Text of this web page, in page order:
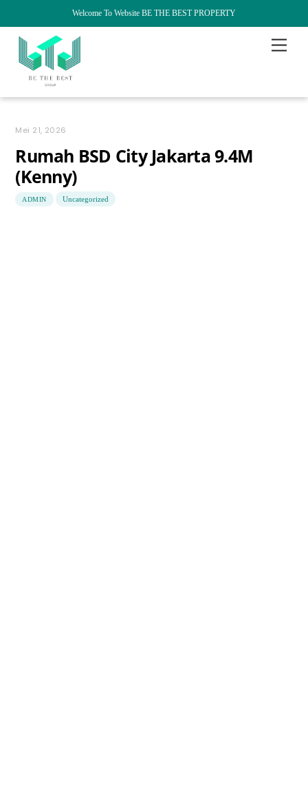
Welcome To Website BE THE BEST PROPERTY
content
Menu
Mei 21, 2026
Rumah BSD City Jakarta 9.4M
(Kenny)
ADMIN Uncategorized